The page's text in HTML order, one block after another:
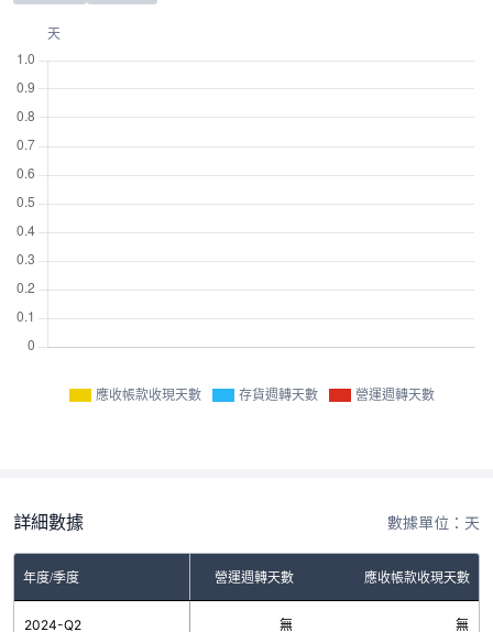
應收帳款收現天數 存貨週轉天數 營運週轉天數
詳細數據 數據單位：天
年度/季度
存貨週轉天數 營運週轉天數 應收帳款收現天數
2024-Q2 無 無